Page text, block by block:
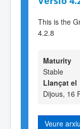
This is the
4.2.8
Maturity
Stable
Llançat el
Dijous, 16
Veure